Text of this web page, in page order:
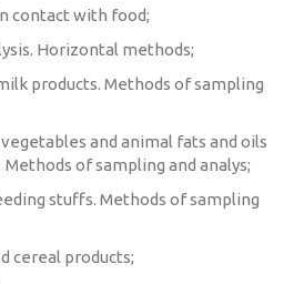
contact with food;
Horizontal methods;
products. Methods of sampling
vegetables and animal fats and oils
of sampling and analys;
stuffs. Methods of sampling
cereal products;